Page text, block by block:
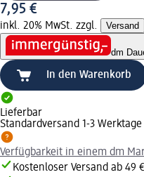
7,95 €
inkl. 20% MwSt. zzgl. Versand
dm
In den Warenkorb
Lieferbar
Standardversand 1-3 Werktage
Verfügbarkeit in einem dm
Kostenloser Versand ab 49